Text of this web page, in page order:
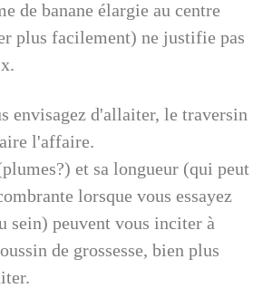
de banane élargie au centre
plus facilement) ne justifie pas
envisagez d'allaiter, le traversin
l'affaire.
et sa longueur (qui peut
lorsque vous essayez
sein) peuvent vous inciter à
de grossesse, bien plus